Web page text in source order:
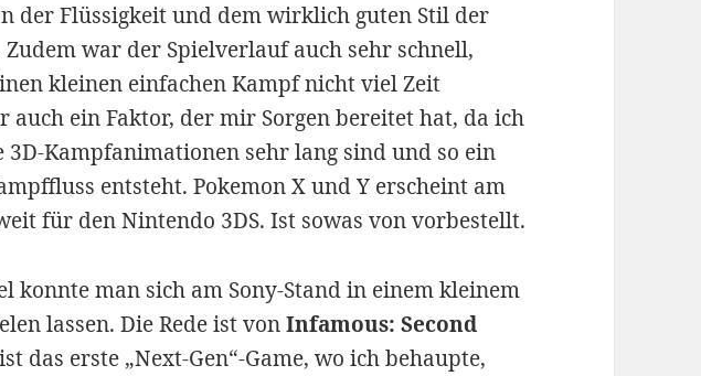
der Flüssigkeit und dem wirklich guten Stil der
Zudem war der Spielverlauf auch sehr schnell,
kleinen einfachen Kampf nicht viel Zeit
auch ein Faktor, der mir Sorgen bereitet hat, da ich
3D-Kampfanimationen sehr lang sind und so ein
entsteht. Pokemon X und Y erscheint am
für den Nintendo 3DS. Ist sowas von vorbestellt.
konnte man sich am Sony-Stand in einem kleinem
lassen. Die Rede ist vonInfamous: Second
das erste „Next-Gen“-Game, wo ich behaupte,